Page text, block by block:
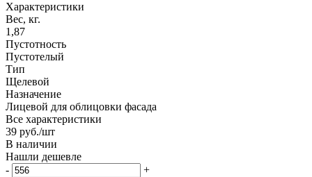
Характеристики
Вес, кг.
1,87
Пустотность
Пустотелый
Тип
Щелевой
Назначение
Лицевой для облицовки фасада
Все характеристики
39 руб./шт
В наличии
Нашли дешевле
-
+